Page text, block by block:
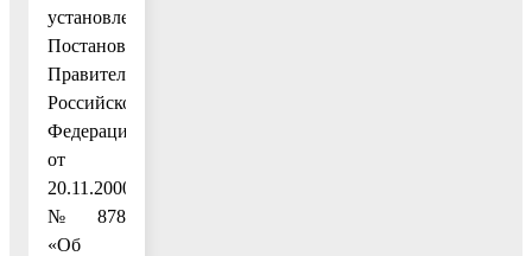
установлены
Постановлением
Правительства
Российской
Федерации
от
20.11.2000
№ 878
«Об